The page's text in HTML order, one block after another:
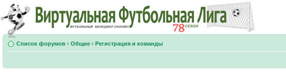
Список форумов ‹ Общие ‹ Регистрация и команды